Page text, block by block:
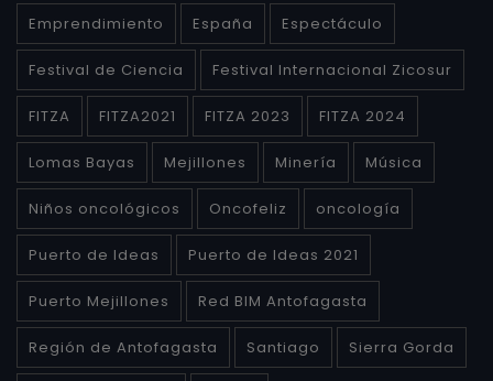
Emprendimiento España Espectáculo
Festival de Ciencia Festival Internacional Zicosur
FITZA FITZA2021 FITZA 2023 FITZA 2024
Lomas Bayas Mejillones Minería Música
Niños oncológicos Oncofeliz oncología
Puerto de Ideas Puerto de Ideas 2021
Puerto Mejillones Red BIM Antofagasta
Región de Antofagasta Santiago Sierra Gorda